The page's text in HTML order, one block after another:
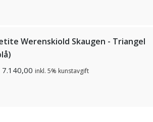
Werenskiold Skaugen - Triangel
7.140,00 inkl. 5% kunstavgift